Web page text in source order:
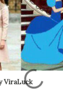
ViraLuck